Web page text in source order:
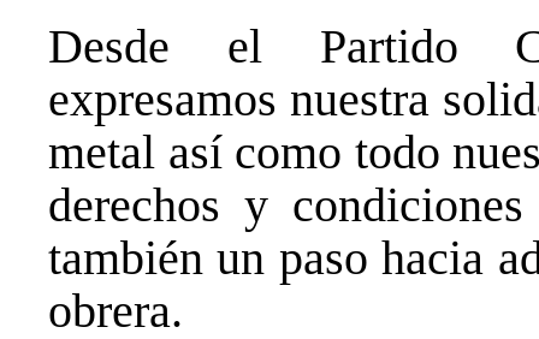
Desde el Partido
expresamos nuestra
metal así como todo
derechos y
también un paso hacia
obrera.